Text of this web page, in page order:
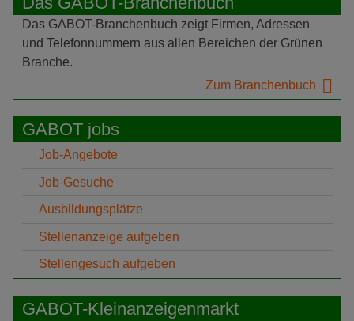
Das GABOT-Branchenbuch zeigt Firmen, Adressen
und Telefonnummern aus allen Bereichen der Grünen
Branche.
Zum Branchenbuch
GABOT jobs
Job-Angebote
Job-Gesuche
Ausbildungsplätze
Stellenanzeige aufgeben
Stellengesuch aufgeben
GABOT-Kleinanzeigenmarkt